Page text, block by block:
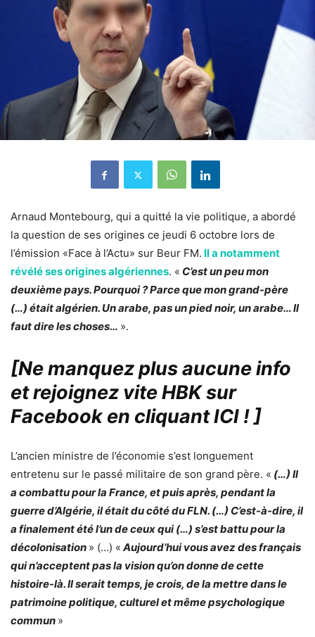
Arnaud Montebourg, qui a quitté la vie politique, a abordé
la question de ses origines ce jeudi 6 octobre lors de
l’émission «Face à l’Actu» sur Beur FM. Il a notamment
révélé ses origines algériennes. « C’est un peu mon
deuxième pays. Pourquoi ? Parce que mon grand-père
(…) était algérien. Un arabe, pas un pied noir, un arabe… Il
faut dire les choses… ».
[Ne manquez plus aucune info
et rejoignez vite HBK sur
Facebook en cliquant ICI !]
L’ancien ministre de l’économie s’est longuement
entretenu sur le passé militaire de son grand père. « (…) Il
a combattu pour la France, et puis après, pendant la
guerre d’Algérie, il était du côté du FLN. (…) C’est-à-dire, il
a finalement été l’un de ceux qui (…) s’est battu pour la
décolonisation » (…) « Aujourd’hui vous avez des français
qui n’acceptent pas la vision qu’on donne de cette
histoire-là. Il serait temps, je crois, de la mettre dans le
patrimoine politique, culturel et même psychologique
commun »